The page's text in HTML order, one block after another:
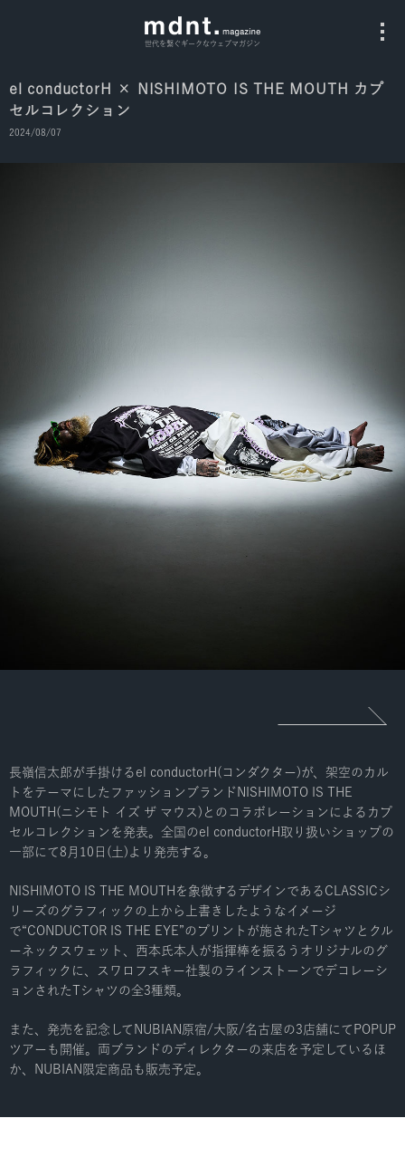
世代を繋ぐギークなウェブマガジン
el conductorH × NISHIMOTO IS THE MOUTH カプ
セルコレクション
2024/08/07
長嶺信太郎が手掛けるel conductorH(コンダクター)が、架空のカル
トをテーマにしたファッションブランドNISHIMOTO IS THE
MOUTH(ニシモト イズ ザ マウス)とのコラボレーションによるカプ
セルコレクションを発表。全国のel conductorH取り扱いショップの
一部にて8月10日(土)より発売する。
NISHIMOTO IS THE MOUTHを象徴するデザインであるCLASSICシ
リーズのグラフィックの上から上書きしたようなイメージ
で“CONDUCTOR IS THE EYE”のプリントが施されたTシャツとクル
ーネックスウェット、西本氏本人が指揮棒を振るうオリジナルのグ
ラフィックに、スワロフスキー社製のラインストーンでデコレーシ
ョンされたTシャツの全3種類。
また、発売を記念してNUBIAN原宿/大阪/名古屋の3店舗にてPOPUP
ツアーも開催。両ブランドのディレクターの来店を予定しているほ
か、NUBIAN限定商品も販売予定。